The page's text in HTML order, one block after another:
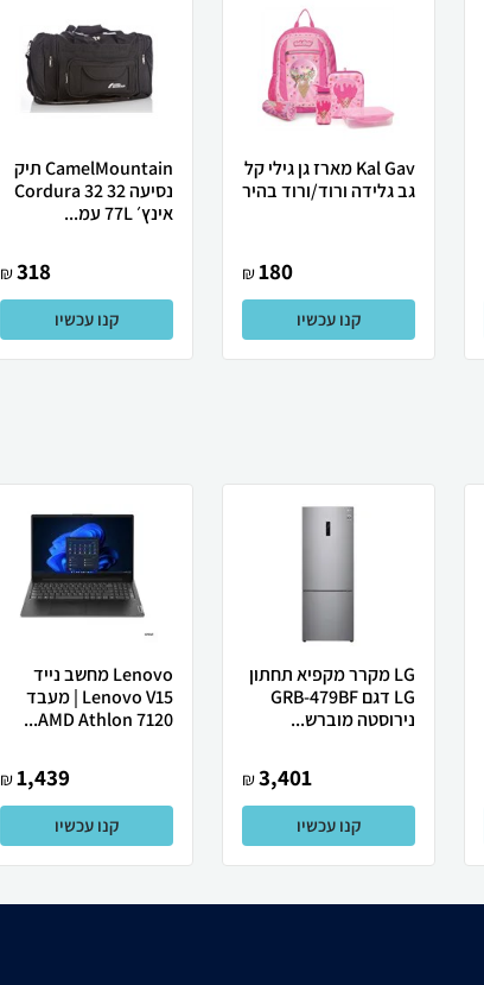
Kal Gav מארז גן גילי קל
גב גלידה ורוד/ורוד בהיר
180
₪
קנו עכשיו
CamelMountain תיק
נסיעה Cordura 32 32
אינץ׳ 77L עמ...
318
₪
קנו עכשיו
LG מקרר מקפיא תחתון
LG דגם GRB-479BF
נירוסטה מוברש...
3,401
₪
קנו עכשיו
Lenovo מחשב נייד
Lenovo V15 | מעבד
AMD Athlon 7120...
1,439
₪
קנו עכשיו